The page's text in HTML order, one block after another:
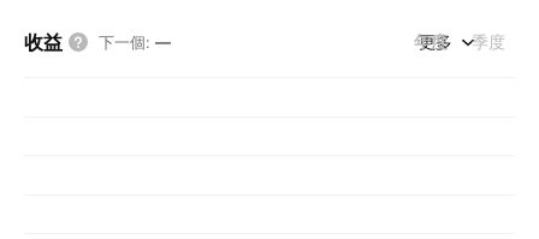
收益 下一個: — 年度 季度
更多